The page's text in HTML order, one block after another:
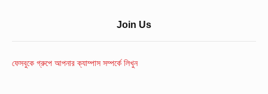
Area
Join Us
ফেসবুকে গ্রুপে আপনার ক্যাম্পাস সম্পর্কে লিখুন